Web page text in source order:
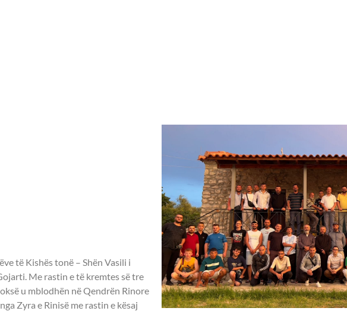
të Kishës tonë – Shën Vasili i
Me rastin e të kremtes së tre
u mblodhën në Qendrën Rinore
Zyra e Rinisë me rastin e kësaj